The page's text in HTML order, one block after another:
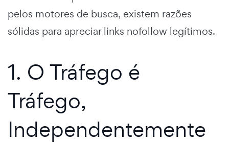
pelos motores de busca, existem razões
sólidas para apreciar links nofollow legítimos.
1. O Tráfego é
Tráfego,
Independentemente